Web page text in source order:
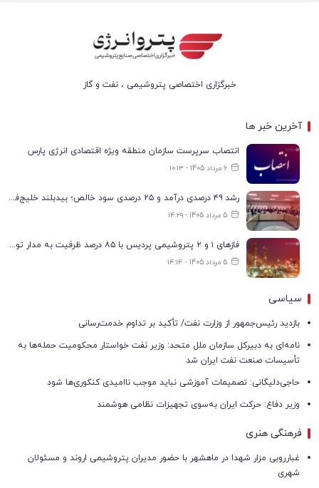
خبرگزاری اختصاصی پتروشیمی ، نفت و گاز
آخرین خبر ها
انتصاب سرپرست سازمان منطقه ویژه اقتصادی انرژی پارس
6 مرداد 1405 - ۱۰:۱۳
رشد ۴۹ درصدی درآمد و ۲۵ درصدی سود خالص؛ بیدبلند خلیج‌فارس سال ۱۴۰۴ را با رکوردهای جدید به پایان رساند
5 مرداد 1405 - ۱۴:۲۹
فازهای ۱ و ۲ پتروشیمی پردیس با ۸۵ درصد ظرفیت به مدار تولید بازگشتند
5 مرداد 1405 - ۱۴:۱۴
سیاسی
بازدید رئیس‌جمهور از وزارت نفت/ تأکید بر تداوم خدمت‌رسانی
نامه‌ای به دبیرکل سازمان ملل متحد: وزیر نفت خواستار محکومیت حمله‌ها به
تأسیسات صنعت نفت ایران شد
حاجی‌دلیگانی: تصمیمات آموزشی نباید موجب ناامیدی کنکوری‌ها شود
وزیر دفاع: حرکت ایران به‌سوی تجهیزات نظامی هوشمند
فرهنگی هنری
غبارروبی مزار شهدا در ماهشهر با حضور مدیران پتروشیمی اروند و مسئولان
شهری